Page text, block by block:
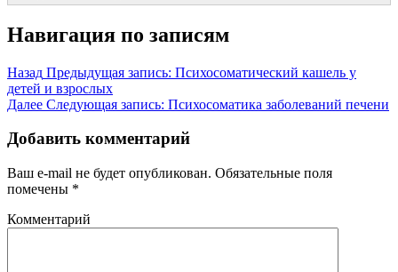
Навигация по записям
Назад Предыдущая запись: Психосоматический кашель у
детей и взрослых
Далее Следующая запись: Психосоматика заболеваний печени
Добавить комментарий
Ваш e-mail не будет опубликован. Обязательные поля
помечены *
Комментарий